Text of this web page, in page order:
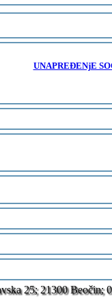
UNAPREĐENjE
25; 21300 Beočin;